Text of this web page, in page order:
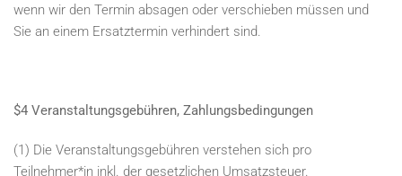
wenn wir den Termin absagen oder verschieben müssen und
Sie an einem Ersatztermin verhindert sind.
$4 Veranstaltungsgebühren, Zahlungsbedingungen
(1) Die Veranstaltungsgebühren verstehen sich pro
Teilnehmer*in inkl. der gesetzlichen Umsatzsteuer.